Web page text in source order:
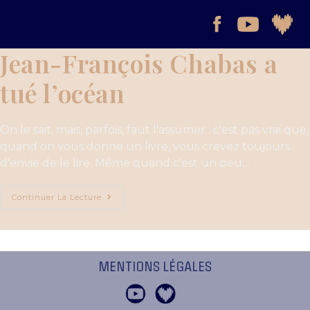
Jean-François Chabas a
tué l’océan
On le sait, mais, parfois, faut l'assumer : c'est pas vrai que,
quand on vous donne un livre, vous crevez toujours
d'envie de le lire. Même quand c'est un peu…
Continuer La Lecture
MENTIONS LÉGALES